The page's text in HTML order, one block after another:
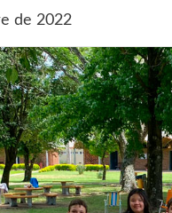
de 2022